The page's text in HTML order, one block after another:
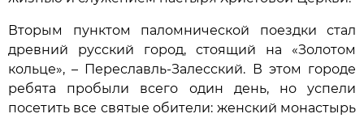
Вторым пунктом паломнической поездки стал
древний русский город, стоящий на «Золотом
кольце», – Переславль-Залесский. В этом городе
ребята пробыли всего один день, но успели
посетить все святые обители: женский монастырь